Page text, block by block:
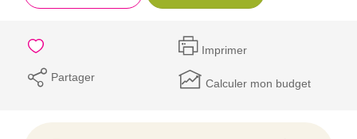
Imprimer
Partager Calculer mon budget